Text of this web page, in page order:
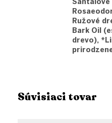
Súvisiaci tovar
Santalové
Ružové
Bark Oil
drevo),